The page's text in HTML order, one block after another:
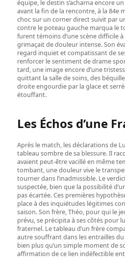
équipe, le destin s’acharna encore
avant la fin de la rencontre, à la 84e
choc sur un corner direct suivit par
contre le poteau gauche marqua le
furent témoins d’une scène difficile
grimaçait de douleur intense. Son
regard inquiet et compatissant de
renforcer le sentiment de drame
tard, une image encore d’une
quittant la salle de soins, des
droite engourdie par la glace et
étouffant.
Les Échos d’une
Après le match, les déclarations de
tableau sombre de sa blessure. Il
avaient peut-être vacillé en même
tombant, une douleur vive le
tourner dans l’inadmissible. Le
suspectée, bien que la possibilité
pas écartée. Ces premières
place à des inquiétudes légitimes
saison. Son frère, Théo, pour qui le
prévu, se précipita à ses côtés pour
fraternel. Le tableau d’un frère
autre souffrant dans les entrailles
bien plus qu’un simple moment de
affirmation de ce lien indéfectible